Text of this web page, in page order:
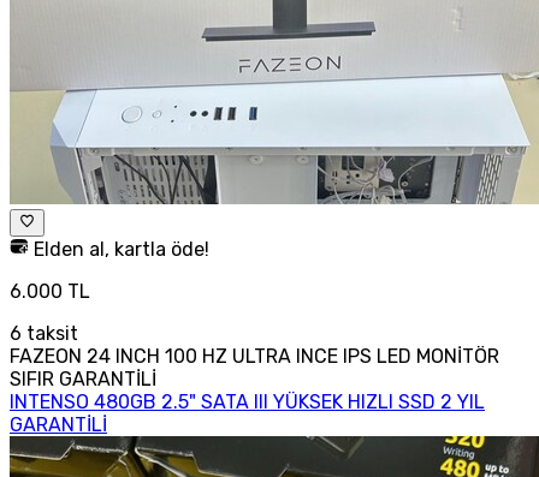
Elden al, kartla öde!
6.000 TL
6 taksit
FAZEON 24 INCH 100 HZ ULTRA INCE IPS LED MONİTÖR
SIFIR GARANTİLİ
INTENSO 480GB 2.5" SATA III YÜKSEK HIZLI SSD 2 YIL
GARANTİLİ